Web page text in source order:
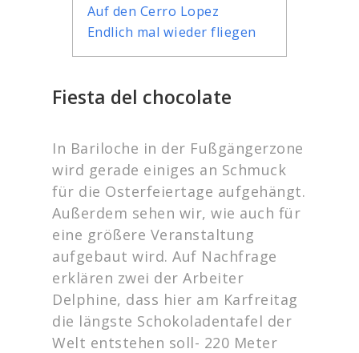
Auf den Cerro Lopez
Endlich mal wieder fliegen
Fiesta del chocolate
In Bariloche in der Fußgängerzone
wird gerade einiges an Schmuck
für die Osterfeiertage aufgehängt.
Außerdem sehen wir, wie auch für
eine größere Veranstaltung
aufgebaut wird. Auf Nachfrage
erklären zwei der Arbeiter
Delphine, dass hier am Karfreitag
die längste Schokoladentafel der
Welt entstehen soll- 220 Meter